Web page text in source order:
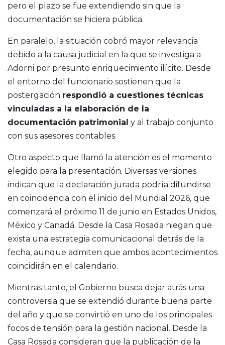
pero el plazo se fue extendiendo sin que la
documentación se hiciera pública.
En paralelo, la situación cobró mayor relevancia
debido a la causa judicial en la que se investiga a
Adorni por presunto enriquecimiento ilícito. Desde
el entorno del funcionario sostienen que la
postergación respondió a cuestiones técnicas
vinculadas a la elaboración de la
documentación patrimonial y al trabajo conjunto
con sus asesores contables.
Otro aspecto que llamó la atención es el momento
elegido para la presentación. Diversas versiones
indican que la declaración jurada podría difundirse
en coincidencia con el inicio del Mundial 2026, que
comenzará el próximo 11 de junio en Estados Unidos,
México y Canadá. Desde la Casa Rosada niegan que
exista una estrategia comunicacional detrás de la
fecha, aunque admiten que ambos acontecimientos
coincidirán en el calendario.
Mientras tanto, el Gobierno busca dejar atrás una
controversia que se extendió durante buena parte
del año y que se convirtió en uno de los principales
focos de tensión para la gestión nacional. Desde la
Casa Rosada consideran que la publicación de la